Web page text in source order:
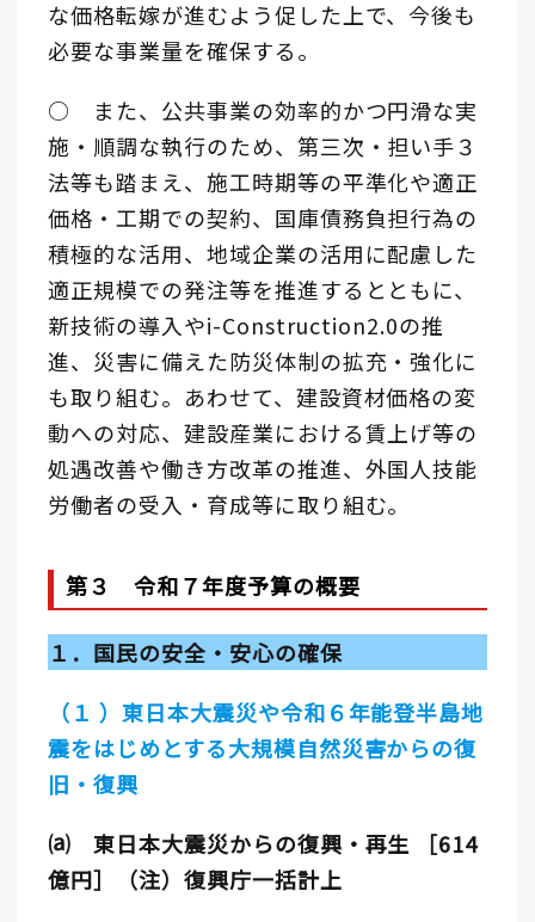
な価格転嫁が進むよう促した上で、今後も
必要な事業量を確保する。
○ また、公共事業の効率的かつ円滑な実
施・順調な執行のため、第三次・担い手３
法等も踏まえ、施工時期等の平準化や適正
価格・工期での契約、国庫債務負担行為の
積極的な活用、地域企業の活用に配慮した
適正規模での発注等を推進するとともに、
新技術の導入やi-Construction2.0の推
進、災害に備えた防災体制の拡充・強化に
も取り組む。あわせて、建設資材価格の変
動への対応、建設産業における賃上げ等の
処遇改善や働き方改革の推進、外国人技能
労働者の受入・育成等に取り組む。
第３ 令和７年度予算の概要
１．国民の安全・安心の確保
（１ ）東日本大震災や令和６年能登半島地
震をはじめとする大規模自然災害からの復
旧・復興
⒜ 東日本大震災からの復興・再生 ［614
億円］（注）復興庁一括計上